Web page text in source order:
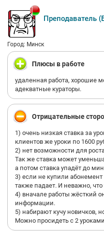
Преподаватель
Город: Минск
Плюсы в работе
удаленная работа, хорошие
адекватные кураторы.
Отрицательные
1) очень низкая ставка за
клиентов же уроки по 1600
2) нет возможности для
Так же ставка может
а потом ставка упадёт до
3) если не купили
также падает. И неважно,
4) вначале работы жёсткий
информации.
5) набирают кучу новичков,
Можно просидеть с 2